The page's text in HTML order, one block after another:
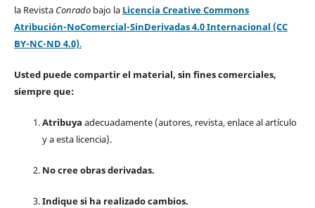
la Revista Conradobajo la Licencia Creative Commons
Atribución-NoComercial-SinDerivadas 4.0 Internacional (CC
BY-NC-ND 4.0).
Usted puede compartir el material, sin fines comerciales,
siempre que:
Atribuya adecuadamente (autores, revista, enlace al artículo
y a esta licencia).
No cree obras derivadas.
Indique si ha realizado cambios.